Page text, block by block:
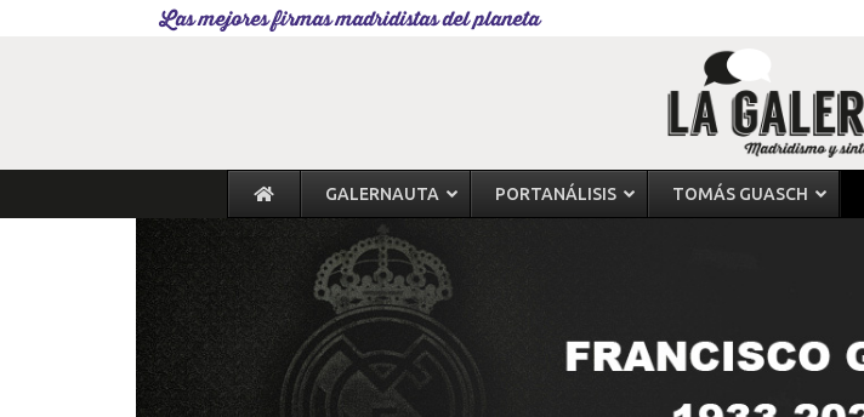
Las mejores firmas madridistas del planeta
GALERNAUTA PORTANÁLISIS TOMÁS GUASCH